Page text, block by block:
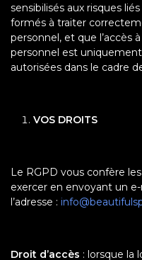
sensibilisés aux risques
formés à traiter
personnel, et que l’accès
personnel est
autorisées dans le cadre
VOS DROITS
Le RGPD vous confère
exercer en envoyant un
l’adresse :
Droit d’accès : lorsque la